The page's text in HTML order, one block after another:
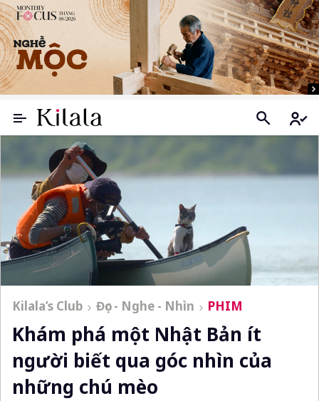
Kilala’s Club Đọc - Nghe - Nhìn PHIM
Khám phá một Nhật Bản ít
người biết qua góc nhìn của
những chú mèo